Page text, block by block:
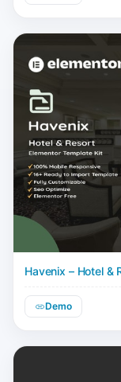
Havenix – Hotel &
Demo